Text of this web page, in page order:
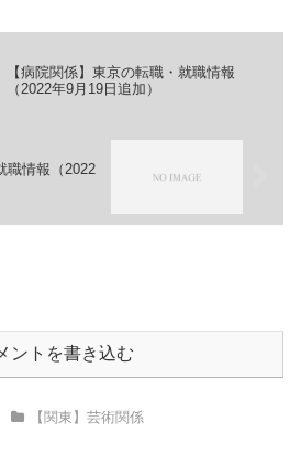
【病院関係】東京の転職・就職情報
（2022年9月19日追加）
職情報（2022
ントを書き込む
【関東】芸術関係